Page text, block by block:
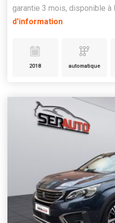
garantie 3 mois, disponible à
d'information
2018 automatique